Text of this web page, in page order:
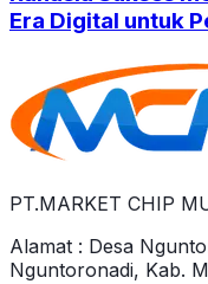
Era Digital untuk
PT.MARKET CHIP
Alamat : Desa
Nguntoronadi, Kab.